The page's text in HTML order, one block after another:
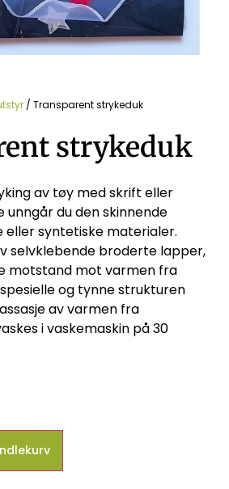
/ Transparent strykeduk
strykeduk
av tøy med skrift eller
unngår du den skinnende
syntetiske materialer.
selvklebende broderte lapper,
motstand mot varmen fra
og tynne strukturen
av varmen fra
i vaskemaskin på 30